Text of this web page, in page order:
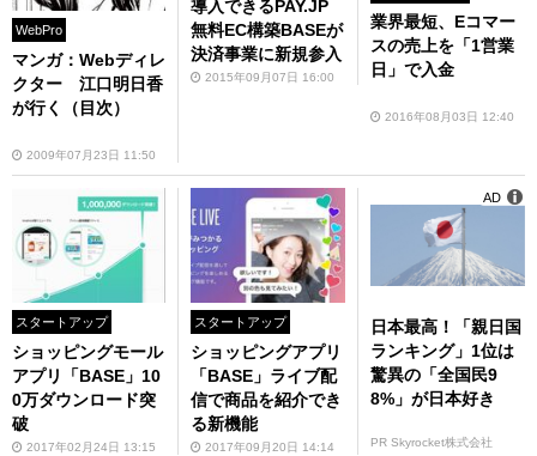
WebPro
マンガ：Webディレ
クター 江口明日香
が行く（目次）
2009年07月23日 11:50
導入できるPAY.JP
無料EC構築BASEが
決済事業に新規参入
2015年09月07日 16:00
業界最短、Eコマー
スの売上を「1営業
日」で入金
2016年08月03日 12:40
スタートアップ
ショッピングモール
アプリ「BASE」10
0万ダウンロード突
破
2017年02月24日 13:15
スタートアップ
ショッピングアプリ
「BASE」ライブ配
信で商品を紹介でき
る新機能
2017年09月20日 14:14
日本最高！「親日国
ランキング」1位は
驚異の「全国民9
8%」が日本好き
PR Skyrocket株式会社
AD